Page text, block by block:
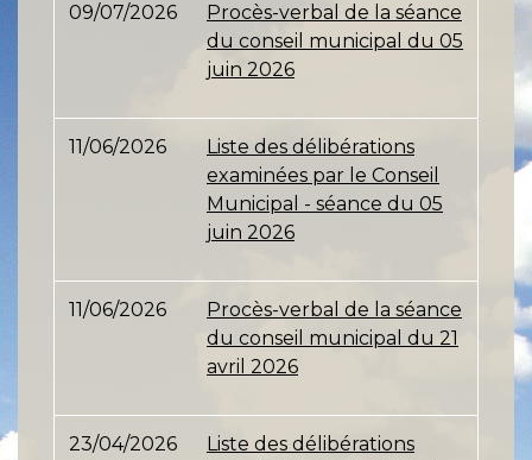
09/07/2026
Procès-verbal de la séance
du conseil municipal du 05
juin 2026
11/06/2026
Liste des délibérations
examinées par le Conseil
Municipal - séance du 05
juin 2026
11/06/2026
Procès-verbal de la séance
du conseil municipal du 21
avril 2026
23/04/2026
Liste des délibérations